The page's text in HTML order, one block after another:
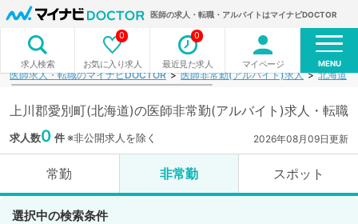
医師の求人・転職・アルバイトはマイナビDOCTOR
求人検索 お気に入り求人
0
最近見た求人
0
マイページ MENU
医師求人・転職のマイナビDOCTOR 医師非常勤(アルバイト)求人 北海道
上川郡愛別町(北海道)の医師非常勤(アルバイト)求人・転職
求人数0 件※非公開求人を除く 2026年08月09日更新
常勤 非常勤 スポット
選択中の検索条件